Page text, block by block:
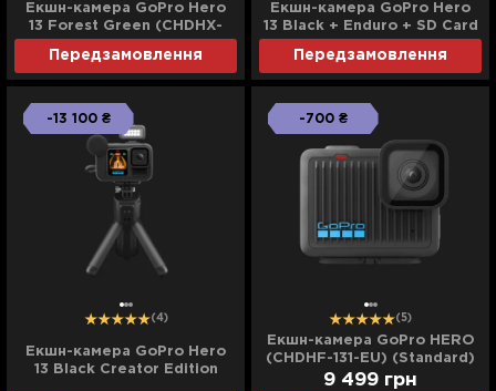
Екшн-камера GoPro Hero
13 Forest Green (CHDHX-
Передзамовлення
Екшн-камера GoPro Hero
13 Black + Enduro + SD Card
131-RW) (Ultra)
Передзамовлення
-13 100 ₴
(4)
Екшн-камера GoPro Hero
13 Black Creator Edition
-700 ₴
(5)
Екшн-камера GoPro HERO
(CHDHF-131-EU) (Standard)
9 499 грн